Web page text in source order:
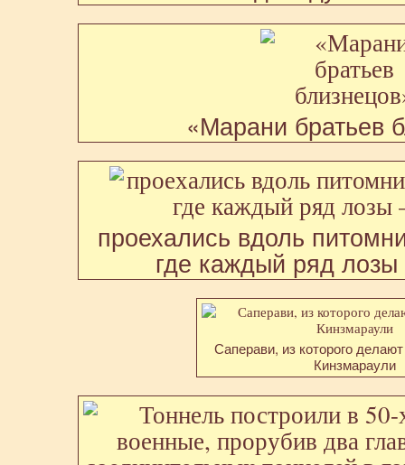
«Марани братьев
проехались вдоль
где каждый ряд
Саперави, из которого
Кинзмараули